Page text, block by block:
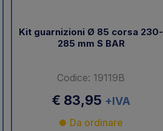
Kit guarnizioni Ø 85 corsa 230-
285 mm S BAR
Codice: 19119B
€ 83,95 +IVA
Da ordinare